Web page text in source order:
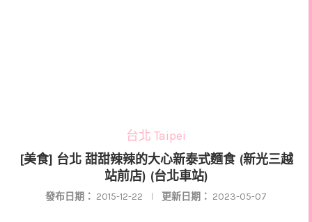
台北 Taipei
[美食] 台北 甜甜辣辣的大心新泰式麵食 (新光三越
站前店) (台北車站)
發布日期： 2015-12-22 更新日期： 2023-05-07